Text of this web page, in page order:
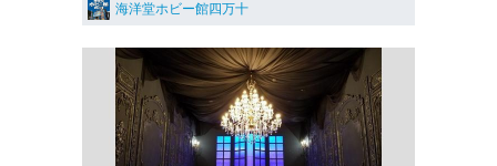
海洋堂ホビー館四万十